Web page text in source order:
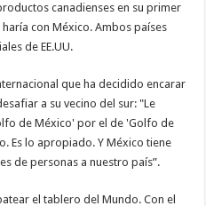
canadienses en su primer
con México. Ambos países
de EE.UU.
que ha decidido encarar
a su vecino del sur: "Le
de México' por el de 'Golfo de
Es lo apropiado. Y México tiene
de personas a nuestro país”.
el tablero del Mundo. Con el